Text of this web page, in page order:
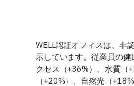
WELL認証オフィスは、非
示しています。従業員の
クセス（+36%）、水質（
（+20%）、自然光（